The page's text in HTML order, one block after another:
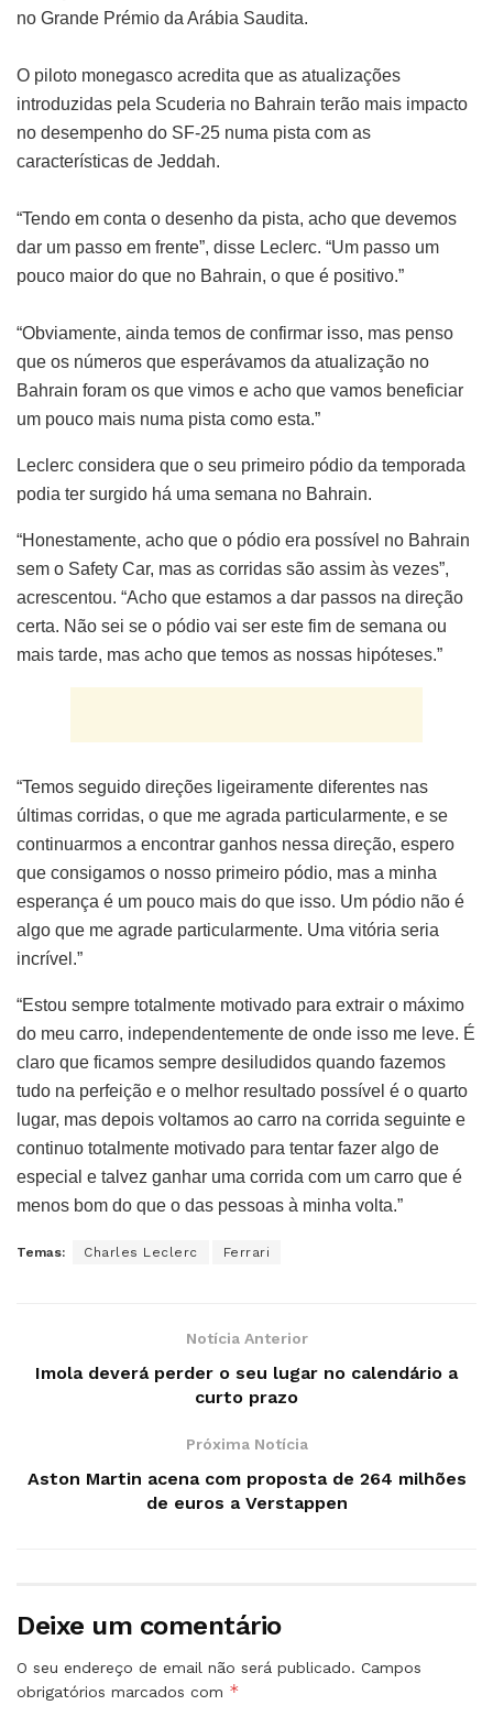
no Grande Prémio da Arábia Saudita.
O piloto monegasco acredita que as atualizações
introduzidas pela Scuderia no Bahrain terão mais impacto
no desempenho do SF-25 numa pista com as
características de Jeddah.
“Tendo em conta o desenho da pista, acho que devemos
dar um passo em frente”, disse Leclerc. “Um passo um
pouco maior do que no Bahrain, o que é positivo.”
“Obviamente, ainda temos de confirmar isso, mas penso
que os números que esperávamos da atualização no
Bahrain foram os que vimos e acho que vamos beneficiar
um pouco mais numa pista como esta.”
Leclerc considera que o seu primeiro pódio da temporada
podia ter surgido há uma semana no Bahrain.
“Honestamente, acho que o pódio era possível no Bahrain
sem o Safety Car, mas as corridas são assim às vezes”,
acrescentou. “Acho que estamos a dar passos na direção
certa. Não sei se o pódio vai ser este fim de semana ou
mais tarde, mas acho que temos as nossas hipóteses.”
“Temos seguido direções ligeiramente diferentes nas
últimas corridas, o que me agrada particularmente, e se
continuarmos a encontrar ganhos nessa direção, espero
que consigamos o nosso primeiro pódio, mas a minha
esperança é um pouco mais do que isso. Um pódio não é
algo que me agrade particularmente. Uma vitória seria
incrível.”
“Estou sempre totalmente motivado para extrair o máximo
do meu carro, independentemente de onde isso me leve. É
claro que ficamos sempre desiludidos quando fazemos
tudo na perfeição e o melhor resultado possível é o quarto
lugar, mas depois voltamos ao carro na corrida seguinte e
continuo totalmente motivado para tentar fazer algo de
especial e talvez ganhar uma corrida com um carro que é
menos bom do que o das pessoas à minha volta.”
Temas: Charles Leclerc Ferrari
Notícia Anterior
Imola deverá perder o seu lugar no calendário a
curto prazo
Próxima Notícia
Aston Martin acena com proposta de 264 milhões
de euros a Verstappen
Deixe um comentário
O seu endereço de email não será publicado. Campos
obrigatórios marcados com *